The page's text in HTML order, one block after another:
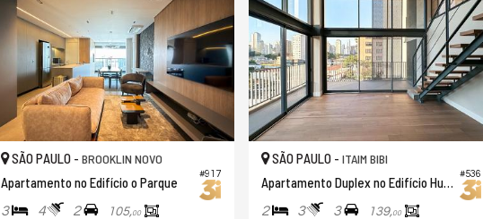
#917
SÃO PAULO - BROOKLIN NOVO
Apartamento no Edifício o Parque
3 4 2 105,00
#536
SÃO PAULO - ITAIM BIBI
Apartamento Duplex no Edifício Huma Itaim
2 3 3 139,00